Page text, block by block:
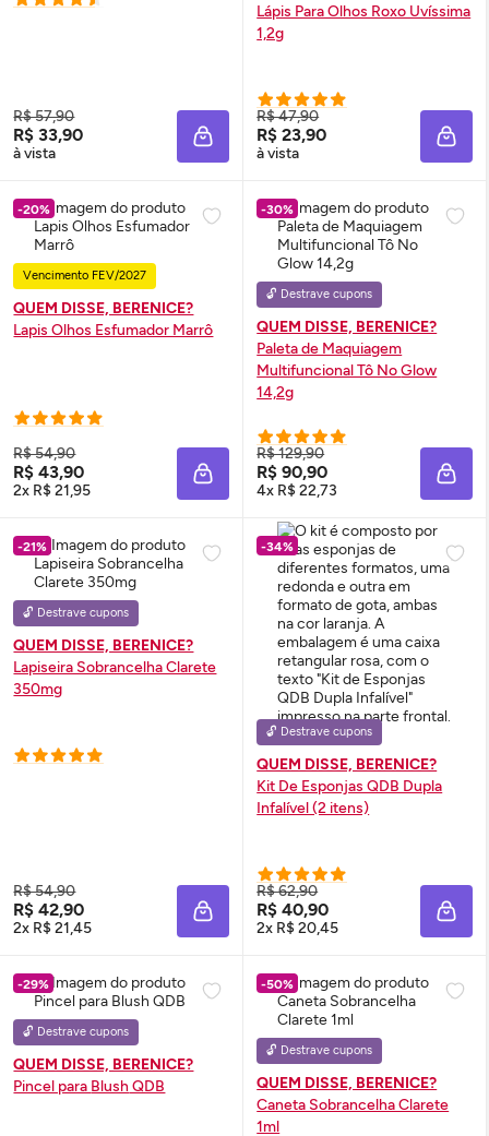
R$ 57,90
R$ 33,90
à vista ADICIONAR À SACOLA
Lápis Para Olhos Roxo Uvíssima
1,2g
R$ 47,90
R$ 23,90
à vista
-20%
Vencimento FEV/2027
QUEM DISSE, BERENICE?
Lapis Olhos Esfumador Marrô
R$ 54,90
R$ 43,90
2x R$ 21,95 ADICIONAR À SACOLA
-30%
🔓 Destrave cupons
QUEM DISSE, BERENICE?
Paleta de Maquiagem
Multifuncional Tô NoGlow
14,2g
R$ 129,90
R$ 90,90
4x R$ 22,73
-21%
🔓 Destrave cupons
QUEM DISSE, BERENICE?
Lapiseira Sobrancelha Clarete
350mg
R$ 54,90
R$ 42,90
2x R$ 21,45 ADICIONAR À SACOLA
-34%
🔓 Destrave cupons
QUEM DISSE, BERENICE?
Kit De Esponjas QDB Dupla
Infalível (2 itens)
R$ 62,90
R$ 40,90
2x R$ 20,45
-29%
🔓 Destrave cupons
QUEM DISSE, BERENICE?
Pincel para BlushQDB
-50%
🔓 Destrave cupons
QUEM DISSE, BERENICE?
Caneta Sobrancelha Clarete
1ml